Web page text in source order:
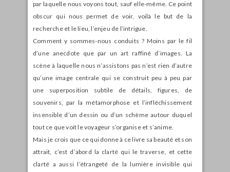
par laquelle nous voyons tout, sauf elle-même. Ce point
obscur qui nous permet de voir, voilà le but de la
recherche et le lieu, l’enjeu de l’intrigue.
Comment y sommes-nous conduits ? Moins par le fil
d’une anecdote que par un art raffiné d’images. La
scène à laquelle nous n’assistons pas n’est rien d’autre
qu’une image centrale qui se construit peu à peu par
une superposition subtile de détails, figures, de
souvenirs, par la métamorphose et l’infléchissement
insensible d’un dessin ou d’un schème autour duquel
tout ce que voit le voyageur s’organise et s’anime.
Mais je crois que ce qui donne à ce livre sa beauté et son
attrait, c’est d’abord la clarté qui le traverse, et cette
clarté a aussi l’étrangeté de la lumière invisible qui